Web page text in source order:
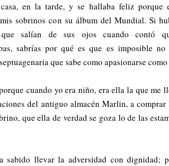
en la tarde, y se hallaba feliz porque
sobrinos con su álbum del Mundial. Si
salían de sus ojos cuando contó
sabrías por qué es que es imposible no
que sabe como apasionarse
cuando yo era niño, era ella la que me
del antiguo almacén Marlin, a comprar
que ella de verdad se goza lo de las
sabido llevar la adversidad con dignidad;